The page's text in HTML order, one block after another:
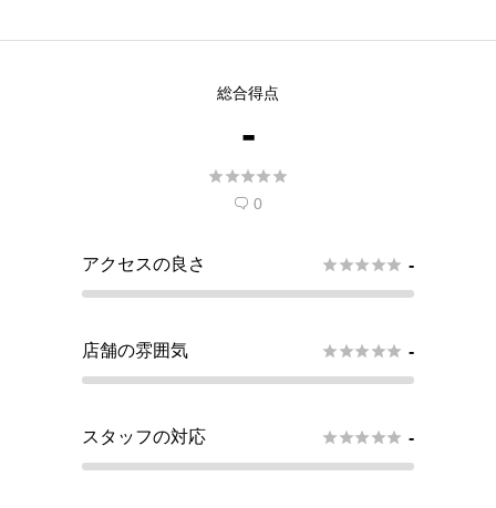
総合得点
-

 0
アクセスの良さ  -
店舗の雰囲気  -
スタッフの対応  -